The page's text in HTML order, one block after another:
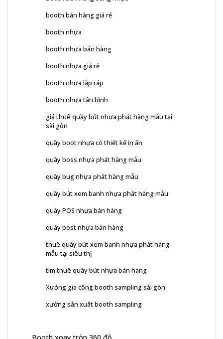
booth bán hàng giá rẻ
booth nhựa
booth nhựa bán hàng
booth nhựa giá rẻ
booth nhựa lắp ráp
booth nhựa tân bình
giá thuê quầy bút nhựa phát hàng mẫu tại
sài gòn
quầy boot nhựa có thiết kế in ấn
quầy boss nhựa phát hàng mẫu
quầy bug nhựa phát hàng mẫu
quầy bút xem banh nhựa phát hàng mẫu
quầy POS nhựa bán hàng
quầy post nhựa bán hàng
thuê quầy bút xem banh nhựa phát hàng
mẫu tại siêu thị
tìm thuê quầy bút nhựa bán hàng
Xưởng gia công booth sampling sài gòn
xưởng sản xuât booth sampling
Booth xoay tròn 360 độ